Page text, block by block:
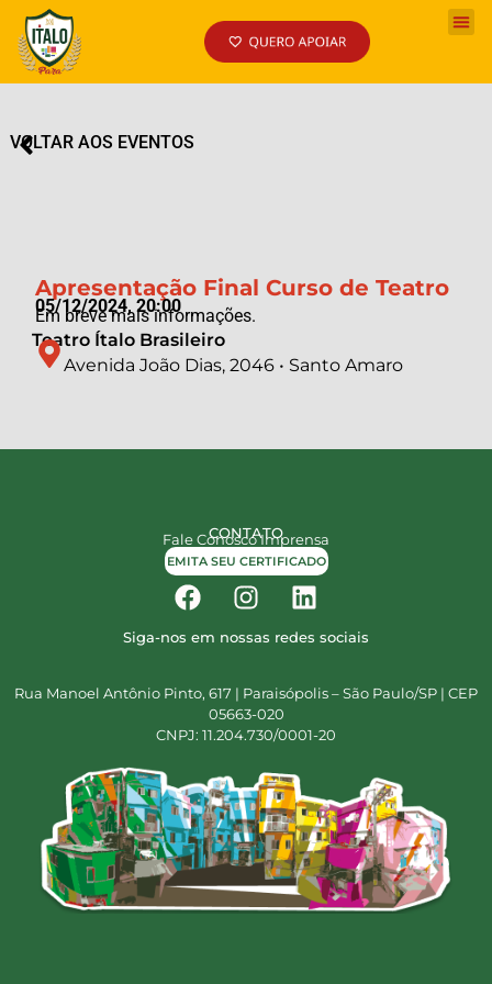
VOLTAR AOS EVENTOS
Apresentação Final Curso de Teatro
05/12/2024, 20:00
Em breve mais informações.
Teatro Ítalo Brasileiro
Avenida João Dias, 2046 • Santo Amaro
CONTATO
Fale ConoscoImprensa
EMITA SEU CERTIFICADO
Siga-nos em nossas redes sociais
Rua Manoel Antônio Pinto, 617 | Paraisópolis – São Paulo/SP | CEP
05663-020
CNPJ: 11.204.730/0001-20